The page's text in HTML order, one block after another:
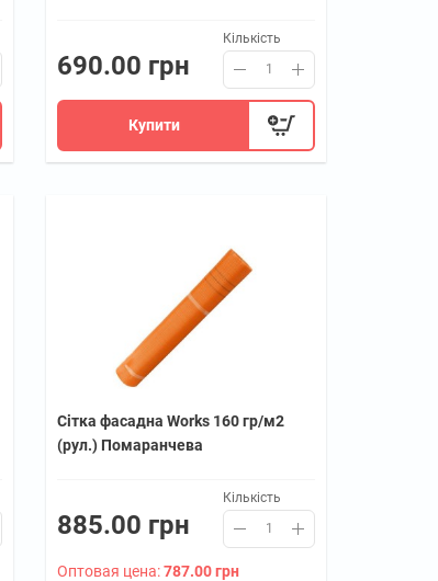
690.00 грн
Кількість
Купити
Сітка фасадна Works 160 гр/м2
(рул.) Помаранчева
885.00 грн
Кількість
Оптовая цена:787.00 грн